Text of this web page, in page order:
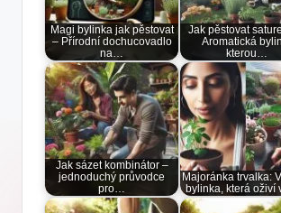
Magi bylinka jak pěstovat
– Přírodní dochucovadlo
na…
Jak pěstovat
Aromatická
kterou…
Jak sázet kombinátor –
jednoduchý průvodce
pro…
Majoránka trvalka:
bylinka, která oživí